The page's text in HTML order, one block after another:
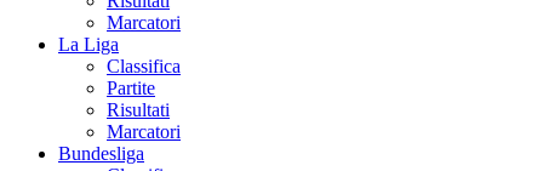
Marcatori
La Liga
Classifica
Partite
Risultati
Marcatori
Bundesliga